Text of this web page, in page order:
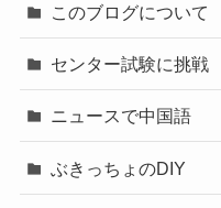
このブログについて
センター試験に挑戦
ニュースで中国語
ぶきっちょのDIY